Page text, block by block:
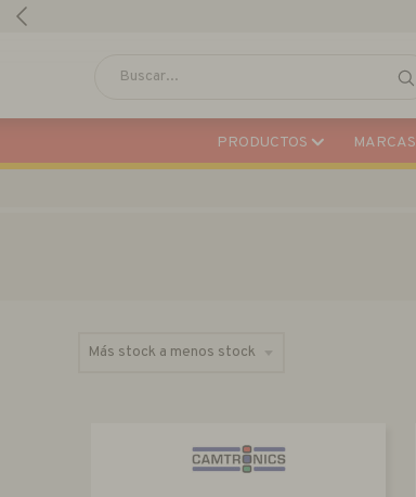
PRODUCTOS MARCAS